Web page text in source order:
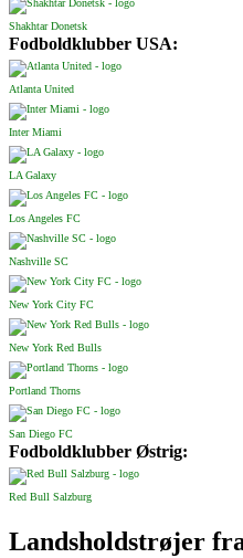
Shakhtar Donetsk
Fodboldklubber USA:
Atlanta United
Inter Miami
LA Galaxy
Los Angeles FC
Nashville SC
New York City FC
New York Red Bulls
Portland Thorns
San Diego FC
Fodboldklubber Østrig:
Red Bull Salzburg
Landsholdstrøjer